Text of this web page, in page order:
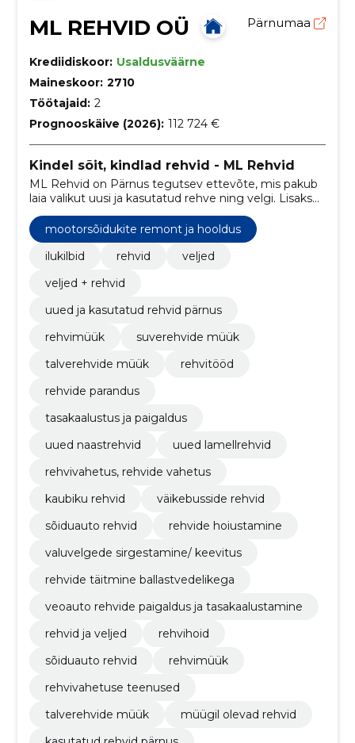
ML REHVID OÜ Pärnumaa
Krediidiskoor: Usaldusväärne
Maineskoor: 2710
Töötajaid: 2
Prognooskäive (2026): 112 724 €
Kindel sõit, kindlad rehvid - ML Rehvid
ML Rehvid on Pärnus tegutsev ettevõte, mis pakub
laia valikut uusi ja kasutatud rehve ning velgi. Lisaks
pakume professionaalseid rehvitöid, sealhulgas
rehvide parandus, tasakaalustus ja paigaldus.
mootorsõidukite remont ja hooldus
ilukilbid
rehvid
veljed
veljed + rehvid
uued ja kasutatud rehvid pärnus
rehvimüük
suverehvide müük
talverehvide müük
rehvitööd
rehvide parandus
tasakaalustus ja paigaldus
uued naastrehvid
uued lamellrehvid
rehvivahetus, rehvide vahetus
kaubiku rehvid
väikebusside rehvid
sõiduauto rehvid
rehvide hoiustamine
valuvelgede sirgestamine/ keevitus
rehvide täitmine ballastvedelikega
veoauto rehvide paigaldus ja tasakaalustamine
rehvid ja veljed
rehvihoid
sõiduauto rehvid
rehvimüük
rehvivahetuse teenused
talverehvide müük
müügil olevad rehvid